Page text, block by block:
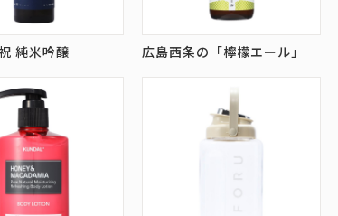
純米吟醸 広島西条の「檸檬エール」